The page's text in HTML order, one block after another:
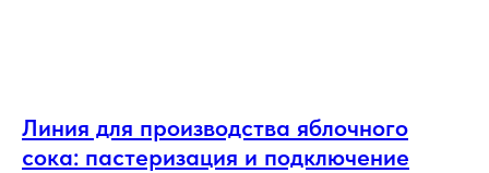
Линия для производства яблочного
сока: пастеризация и подключение